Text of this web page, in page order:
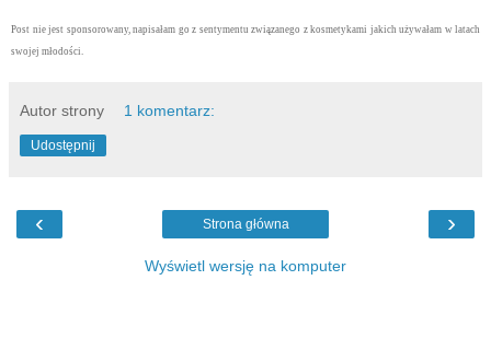
Post nie jest sponsorowany, napisałam go z sentymentu związanego z kosmetykami jakich używałam w latach
swojej młodości.
Autor strony 1 komentarz:
Udostępnij
‹ ›
Strona główna
Wyświetl wersję na komputer